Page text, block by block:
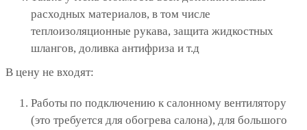
расходных материалов, в том числе
теплоизоляционные рукава, защита жидкостных
шлангов, доливка антифриза и т.д
В цену не входят:
Работы по подключению к салонному вентилятору
(это требуется для обогрева салона), для большого